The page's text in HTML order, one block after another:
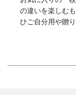
の違いを楽しむ
ひご自分用や贈